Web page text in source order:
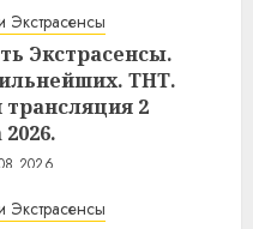
Экстрасенсы
Экстрасенсы.
ТНТ.
2
Экстрасенсы